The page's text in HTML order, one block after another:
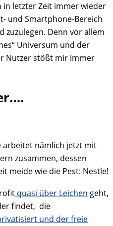
letzter Zeit immer wieder
und Smartphone-Bereich
zuzulegen. Denn vor allem
Universum und der
Nutzer stößt mir immer
arbeitet nämlich jetzt mit
zusammen, dessen
meide wie die Pest: Nestle!
quasi über Leichen geht,
findet, die
und der freie